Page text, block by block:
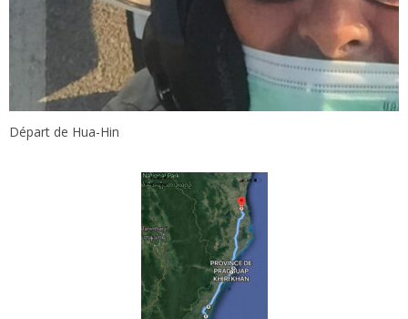
Départ de Hua-Hin